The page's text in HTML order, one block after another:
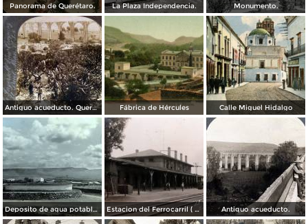
Panorama de Querétaro. La Plaza Independencia. Monumento.
Antiguo acueducto. Querétaro Fábrica de Hércules Calle Miguel Hidalgo
Deposito de agua potable ( Circulada el 11 de Diciembre de 1920 ). Estacion del Ferrocarril ( Circulada el 19 de Diciembre de 1927 ). Antiguo acueducto.